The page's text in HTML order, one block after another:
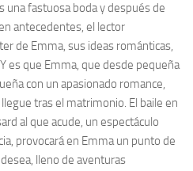
una fastuosa boda y después de
antecedentes, el lector
de Emma, sus ideas románticas,
es que Emma, que desde pequeña
con un apasionado romance,
tras el matrimonio. El baile en
al que acude, un espectáculo
provocará en Emma un punto de
lleno de aventuras